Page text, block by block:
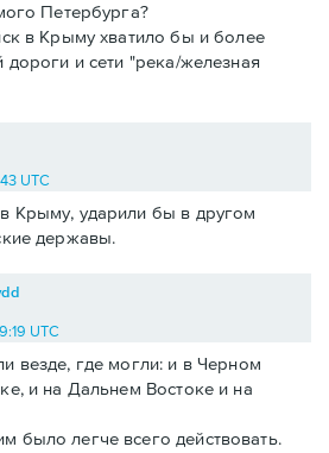
Петербурга?
в Крыму хватило бы и более
и сети "река/железная
UTC
Крыму, ударили бы в другом
державы.
UTC
везде, где могли: и в Черном
и на Дальнем Востоке и на
было легче всего действовать.